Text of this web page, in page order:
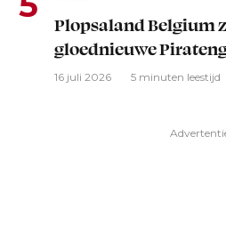
Plopsaland Belgium
gloednieuwe
16 juli 2026 5 minuten leestijd